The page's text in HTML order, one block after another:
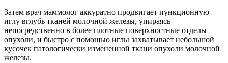
Затем врач маммолог аккуратно продвигает пункционную
иглу вглубь тканей молочной железы, упираясь
непосредственно в более плотные поверхностные отделы
опухоли, и быстро с помощью иглы захватывает небольшой
кусочек патологически измененной ткани опухоли молочной
железы.